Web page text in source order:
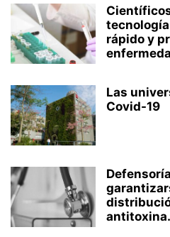
rápido y
Las
Covid-19